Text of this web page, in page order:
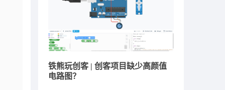
铁熊玩创客 | 创客项目缺少高颜值
电路图？